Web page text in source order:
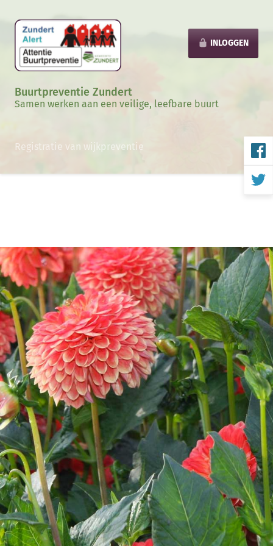
INLOGGEN
Buurtpreventie Zundert
Samen werken aan een veilige, leefbare buurt
Registratie van wijkpreventie